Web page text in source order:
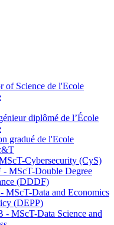
of Science de l'Ecole
diplômé de l’École
gradué de l'Ecole
Cybersecurity (CyS)
MScT-Double Degree
(DDDF)
MScT-Data and Economics
(DEPP)
MScT-Data Science and